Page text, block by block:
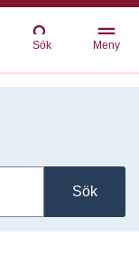
Sök Meny
Sök